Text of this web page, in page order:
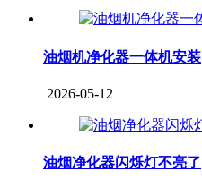
油烟机净化器一体机安装
2026-05-12
油烟净化器闪烁灯不亮了